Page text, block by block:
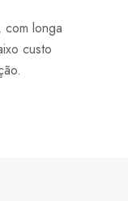
longa
custo